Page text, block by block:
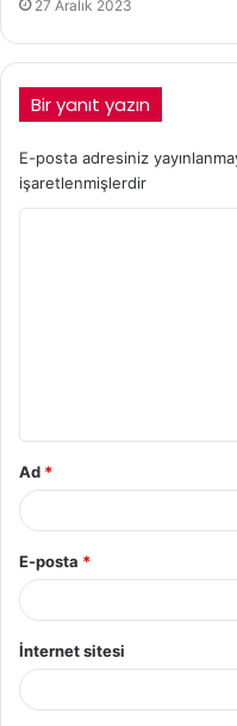
27 Aralık 2023
Bir yanıt yazın
E-posta adresiniz
işaretlenmişlerdir
Ad *
E-posta *
İnternet sitesi